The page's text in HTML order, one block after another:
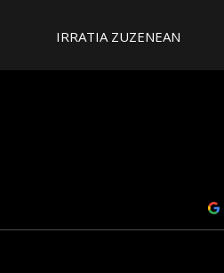
IRRATIA ZUZENEAN